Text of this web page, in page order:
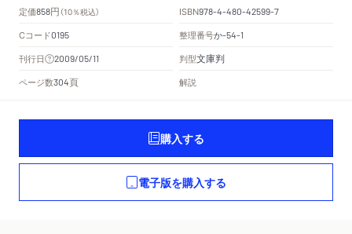
定価858円 （10％税込） ISBN978-4-480-42599-7
Cコード0195 整理番号か-54-1
刊行日 2009/05/11 判型文庫判
ページ数304頁 解説
購入する
電子版を購入する